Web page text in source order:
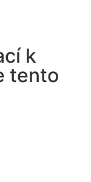
k
tento